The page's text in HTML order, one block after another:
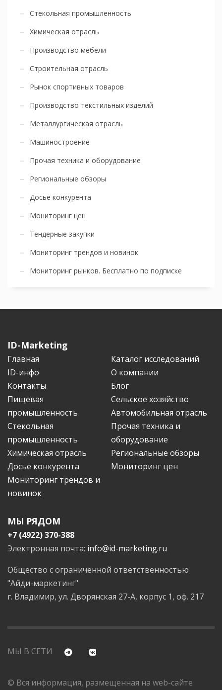
Стекольная промышленность
Химическая отрасль
Производство мебели
Строительная отрасль
Рынок спортивных товаров
Производство текстильных изделий
Металлургическая отрасль
Машиностроение
Прочая техника и оборудование
Региональные обзоры
Досье конкурента
Мониторинг цен
Тендерные закупки
Мониторинг трендов и новинок
Мониторинг рынков. Бесплатно по подписке
ID-Marketing
Главная
Каталог исследований
ID-инфо
О компании
Контакты
Блог
Пищевая
промышленность
Сельское хозяйство
Автомобильная отрасль
Стекольная
промышленность
Прочая техника и
оборудование
Химическая отрасль
Региональные обзоры
Досье конкурента
Мониторинг цен
Мониторинг трендов и
новинок
МЫ РЯДОМ
+7 (4922) 370-388
Электронная почта: info@id-marketing.ru
Общество с ограниченной ответственностью
"Айди-маркетинг"
г. Владимир, ул. Дворянская 27-А, корпус 1, оф. 217
МЫ В СЕТИ
© Вся информация, размещенная на web-сайте